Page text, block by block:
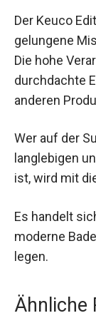
Der Keuco
gelungene
Die hohe
durchdachte
anderen
Wer auf der
langlebigen
ist, wird mit
Es handelt
moderne
legen.
Ähnliche